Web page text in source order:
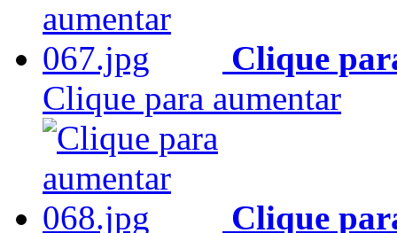
Clique
Clique para aumentar
Clique